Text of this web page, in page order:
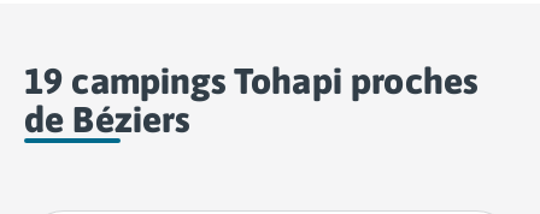
Camping Cabourg
Camping Caen
Camping Honfleur
19 campings Tohapi proches
de Béziers